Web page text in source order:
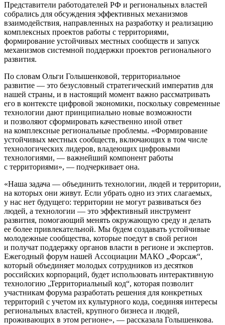
Представители работодателей РФ и региональных властей
собрались для обсуждения эффективных механизмов
взаимодействия, направленных на разработку и реализацию
комплексных проектов работы с территориями,
формирование устойчивых местных сообществ и запуск
механизмов системной поддержки проектов регионального
развития.
По словам Ольги Голышенковой, территориальное
развитие — это безусловный стратегический императив для
нашей страны, и в настоящий момент важно рассматривать
его в контексте цифровой экономики, поскольку современные
технологии дают принципиально новые возможности
и позволяют сформировать качественно иной ответ
на комплексные региональные проблемы. «Формирование
устойчивых местных сообществ, включающих в том числе
технологических лидеров, владеющих цифровыми
технологиями, — важнейший компонент работы
с территориями», — подчеркивает она.
«Наша задача — объединить технологии, людей и территории,
на которых они живут. Если убрать одно из этих слагаемых,
у нас нет будущего: территории не могут развиваться без
людей, а технологии — это эффективный инструмент
развития, помогающий менять окружающую среду и делать
ее более привлекательной. Мы будем создавать устойчивые
молодежные сообщества, которые поедут в свой регион
и получат поддержку органов власти в регионе и экспертов.
Ежегодный форум нашей Ассоциации МАКО „Форсаж“,
который объединяет молодых сотрудников из десятков
российских корпораций, будет использовать интерактивную
технологию „Территориальный код“, которая позволит
участникам форума разработать решения для конкретных
территорий с учетом их культурного кода, соединяя интересы
региональных властей, крупного бизнеса и людей,
проживающих в этом регионе», — рассказала Голышенкова.